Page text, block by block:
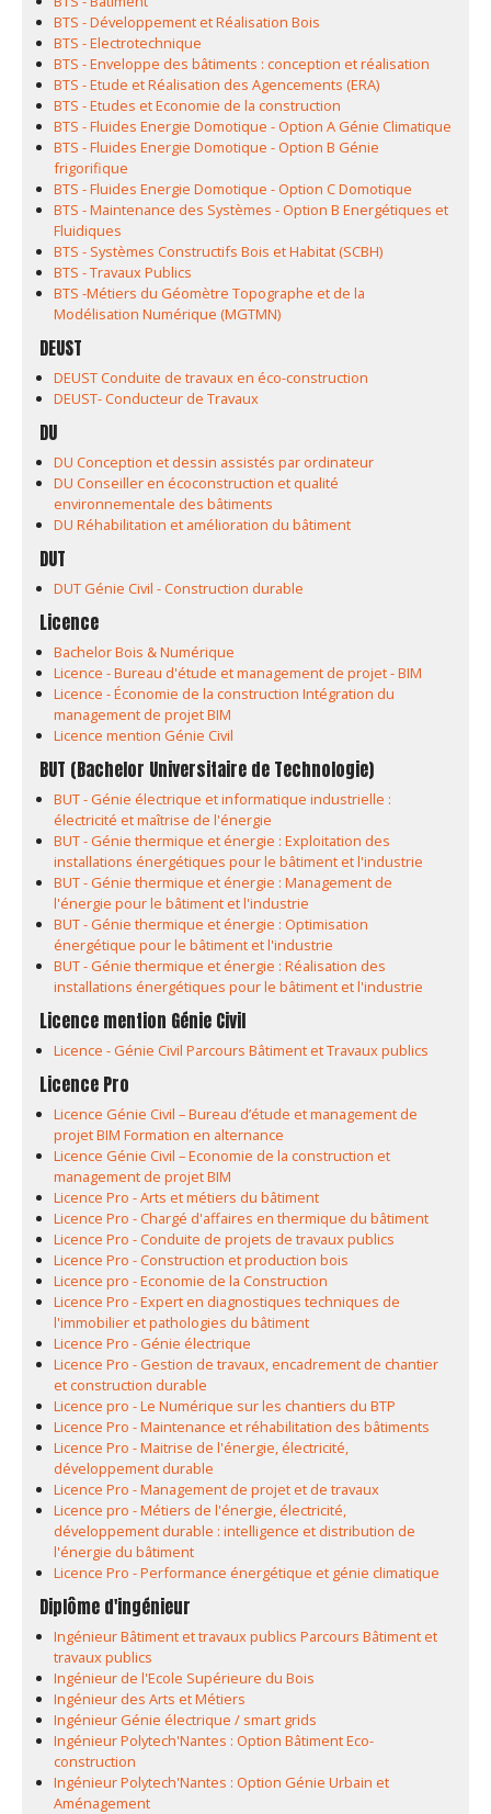
BTS - Développement et Réalisation Bois
BTS - Electrotechnique
BTS - Enveloppe des bâtiments : conception et réalisation
BTS - Etude et Réalisation des Agencements (ERA)
BTS - Etudes et Economie de la construction
BTS - Fluides Energie Domotique - Option A Génie Climatique
BTS - Fluides Energie Domotique - Option B Génie
frigorifique
BTS - Fluides Energie Domotique - Option C Domotique
BTS - Maintenance des Systèmes - Option B Energétiques et
Fluidiques
BTS - Systèmes Constructifs Bois et Habitat (SCBH)
BTS - Travaux Publics
BTS -Métiers du Géomètre Topographe et de la
Modélisation Numérique (MGTMN)
DEUST
DEUST Conduite de travaux en éco-construction
DEUST- Conducteur de Travaux
DU
DU Conception et dessin assistés par ordinateur
DU Conseiller en écoconstruction et qualité
environnementale des bâtiments
DU Réhabilitation et amélioration du bâtiment
DUT
DUT Génie Civil - Construction durable
Licence
Bachelor Bois & Numérique
Licence - Bureau d'étude et management de projet - BIM
Licence - Économie de la construction Intégration du
management de projet BIM
Licence mention Génie Civil
BUT (Bachelor Universitaire de Technologie)
BUT - Génie électrique et informatique industrielle :
électricité et maîtrise de l'énergie
BUT - Génie thermique et énergie : Exploitation des
installations énergétiques pour le bâtiment et l'industrie
BUT - Génie thermique et énergie : Management de
l'énergie pour le bâtiment et l'industrie
BUT - Génie thermique et énergie : Optimisation
énergétique pour le bâtiment et l'industrie
BUT - Génie thermique et énergie : Réalisation des
installations énergétiques pour le bâtiment et l'industrie
Licence mention Génie Civil
Licence - Génie Civil Parcours Bâtiment et Travaux publics
Licence Pro
Licence Génie Civil – Bureau d’étude et management de
projet BIM Formation en alternance
Licence Génie Civil – Economie de la construction et
management de projet BIM
Licence Pro - Arts et métiers du bâtiment
Licence Pro - Chargé d'affaires en thermique du bâtiment
Licence Pro - Conduite de projets de travaux publics
Licence Pro - Construction et production bois
Licence pro - Economie de la Construction
Licence Pro - Expert en diagnostiques techniques de
l'immobilier et pathologies du bâtiment
Licence Pro - Génie électrique
Licence Pro - Gestion de travaux, encadrement de chantier
et construction durable
Licence pro - Le Numérique sur les chantiers du BTP
Licence Pro - Maintenance et réhabilitation des bâtiments
Licence Pro - Maitrise de l'énergie, électricité,
développement durable
Licence Pro - Management de projet et de travaux
Licence pro - Métiers de l'énergie, électricité,
développement durable : intelligence et distribution de
l'énergie du bâtiment
Licence Pro - Performance énergétique et génie climatique
Diplôme d'ingénieur
Ingénieur Bâtiment et travaux publics Parcours Bâtiment et
travaux publics
Ingénieur de l'Ecole Supérieure du Bois
Ingénieur des Arts et Métiers
Ingénieur Génie électrique / smart grids
Ingénieur Polytech'Nantes : Option Bâtiment Eco-
construction
Ingénieur Polytech'Nantes : Option Génie Urbain et
Aménagement